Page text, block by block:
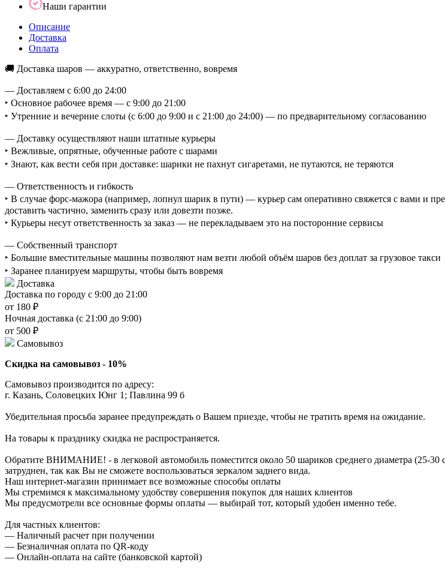
Наши гарантии
Описание
Доставка
Оплата
🚚 Доставка шаров — аккуратно, ответственно, вовремя
— Доставляем с 6:00 до 24:00
‣ Основное рабочее время — с 9:00 до 21:00
‣ Утренние и вечерние слоты (с 6:00 до 9:00 и с 21:00 до 24:00) — по предварительному согласованию
— Доставку осуществляют наши штатные курьеры
‣ Вежливые, опрятные, обученные работе с шарами
‣ Знают, как вести себя при доставке: шарики не пахнут сигаретами, не путаются, не теряются
— Ответственность и гибкость
‣ В случае форс-мажора (например, лопнул шарик в пути) — курьер сам оперативно свяжется с вами и
доставить частично, заменить сразу или довезти позже.
‣ Курьеры несут ответственность за заказ — не перекладываем это на посторонние сервисы
— Собственный транспорт
‣ Большие вместительные машины позволяют нам везти любой объём шаров без доплат за грузовое такси
‣ Заранее планируем маршруты, чтобы быть вовремя
Доставка
Доставка по городу с 9:00 до 21:00
от 180 ₽
Ночная доставка (с 21:00 до 9:00)
от 500 ₽
Самовывоз
Скидка на самовывоз - 10%
Самовывоз производится по адресу:
г. Казань, Соловецких Юнг 1; Павлина 99 б
Убедительная просьба заранее предупреждать о Вашем приезде, чтобы не тратить время на ожидание.
На товары к празднику скидка не распространяется.
Обратите ВНИМАНИЕ! - в легковой автомобиль поместится около 50 шариков среднего диаметра (25-30
затруднен, так как Вы не сможете воспользоваться зеркалом заднего вида.
Наш интернет-магазин принимает все возможные способы оплаты
Мы стремимся к максимальному удобству совершения покупок для наших клиентов
Мы предусмотрели все основные формы оплаты — выбирай тот, который удобен именно тебе.
Для частных клиентов:
— Наличный расчет при получении
— Безналичная оплата по QR-коду
— Онлайн-оплата на сайте (банковской картой)